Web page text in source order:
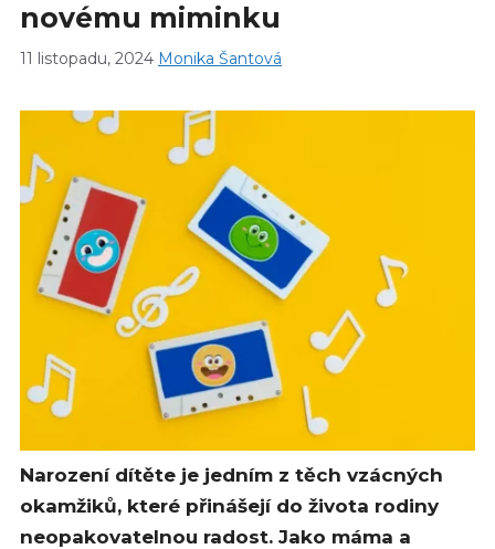
novému miminku
11 listopadu, 2024 Monika Šantová
Narození dítěte je jedním z těch vzácných
okamžiků, které přinášejí do života rodiny
neopakovatelnou radost. Jako máma a